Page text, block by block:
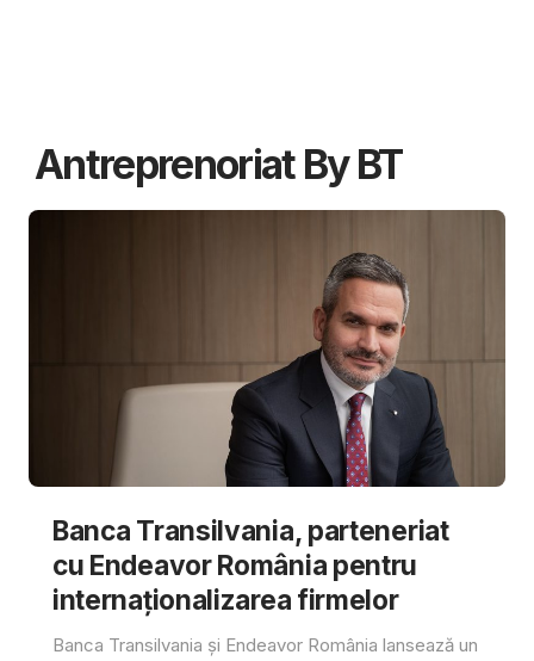
Antreprenoriat By BT
Banca Transilvania, parteneriat
cu Endeavor România pentru
internaționalizarea firmelor
Banca Transilvania și Endeavor România lansează un